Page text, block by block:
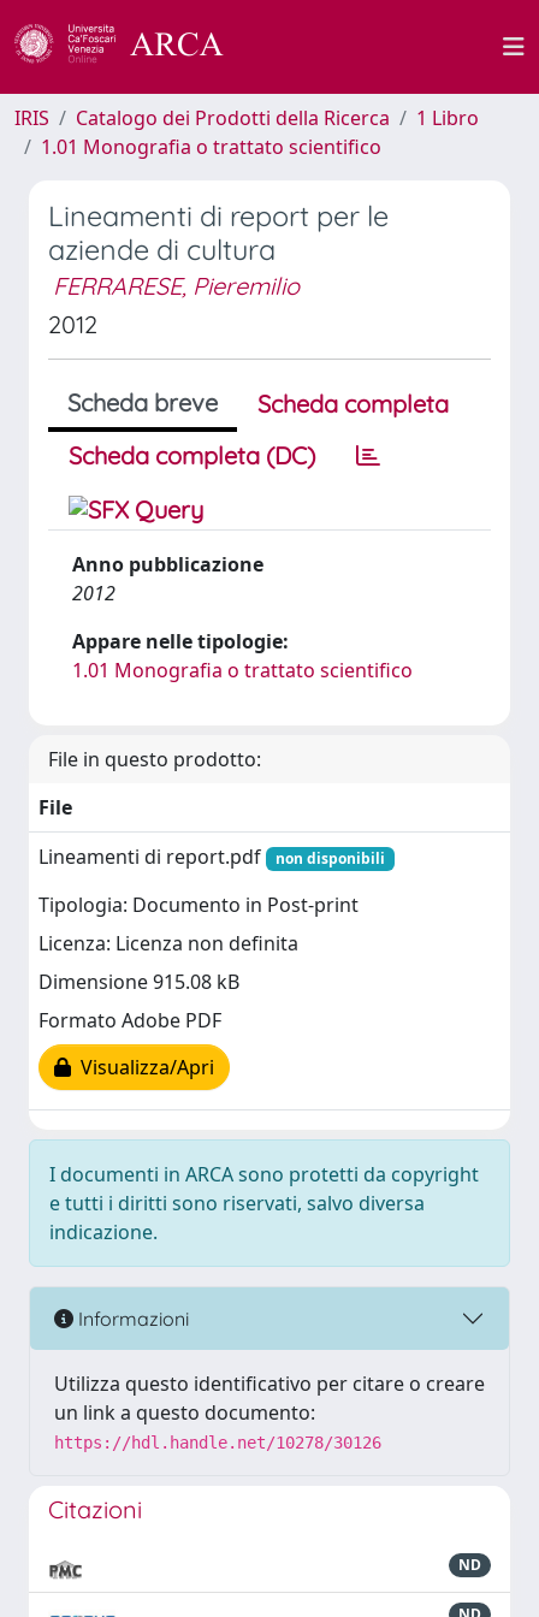
IRIS Catalogo dei Prodotti della Ricerca
1 Libro
1.01 Monografia o trattato scientifico
Lineamenti di report per le
aziende di cultura
FERRARESE, Pieremilio
2012
Scheda breve
Scheda completa
Scheda completa (DC)
Anno pubblicazione
2012
Appare nelle tipologie:
1.01 Monografia o trattato scientifico
File in questo prodotto:
File
Lineamenti di report.pdf
non disponibili
Tipologia: Documento in Post-print
Licenza: Licenza non definita
Dimensione 915.08 kB
Formato Adobe PDF
Visualizza/Apri
I documenti in ARCA sono protetti da copyright
e tutti i diritti sono riservati, salvo diversa
indicazione.
Informazioni
Utilizza questo identificativo per citare o creare
un link a questo documento:
https://hdl.handle.net/10278/30126
Citazioni
ND